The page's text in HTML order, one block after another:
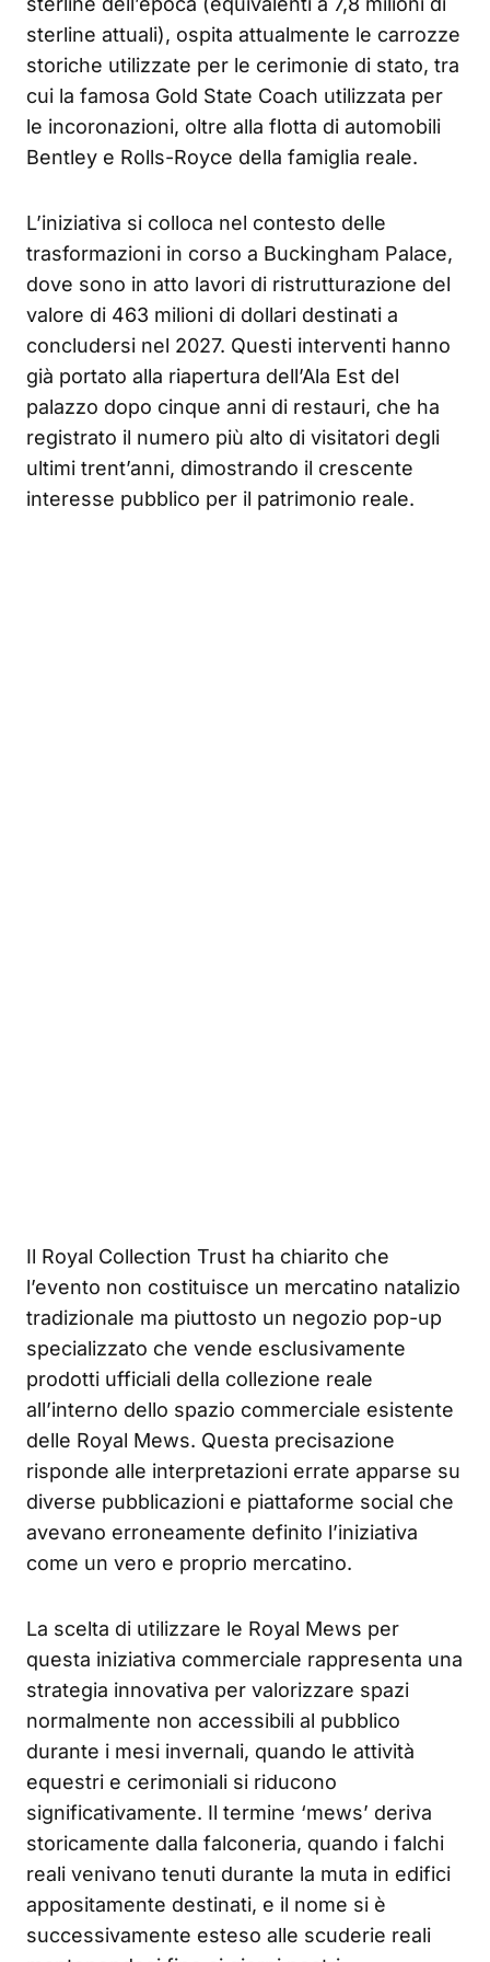
sterline attuali), ospita attualmente le carrozze
storiche utilizzate per le cerimonie di stato, tra
cui la famosa Gold State Coach utilizzata per
le incoronazioni, oltre alla flotta di automobili
Bentley e Rolls-Royce della famiglia reale.
L’iniziativa si colloca nel contesto delle
trasformazioni in corso a Buckingham Palace,
dove sono in atto lavori di ristrutturazione del
valore di 463 milioni di dollari destinati a
concludersi nel 2027. Questi interventi hanno
già portato alla riapertura dell’Ala Est del
palazzo dopo cinque anni di restauri, che ha
registrato il numero più alto di visitatori degli
ultimi trent’anni, dimostrando il crescente
interesse pubblico per il patrimonio reale.
Il Royal Collection Trust ha chiarito che
l’evento non costituisce un mercatino natalizio
tradizionale ma piuttosto un negozio pop-up
specializzato che vende esclusivamente
prodotti ufficiali della collezione reale
all’interno dello spazio commerciale esistente
delle Royal Mews. Questa precisazione
risponde alle interpretazioni errate apparse su
diverse pubblicazioni e piattaforme social che
avevano erroneamente definito l’iniziativa
come un vero e proprio mercatino.
La scelta di utilizzare le Royal Mews per
questa iniziativa commerciale rappresenta una
strategia innovativa per valorizzare spazi
normalmente non accessibili al pubblico
durante i mesi invernali, quando le attività
equestri e cerimoniali si riducono
significativamente. Il termine ‘mews’ deriva
storicamente dalla falconeria, quando i falchi
reali venivano tenuti durante la muta in edifici
appositamente destinati, e il nome si è
successivamente esteso alle scuderie reali